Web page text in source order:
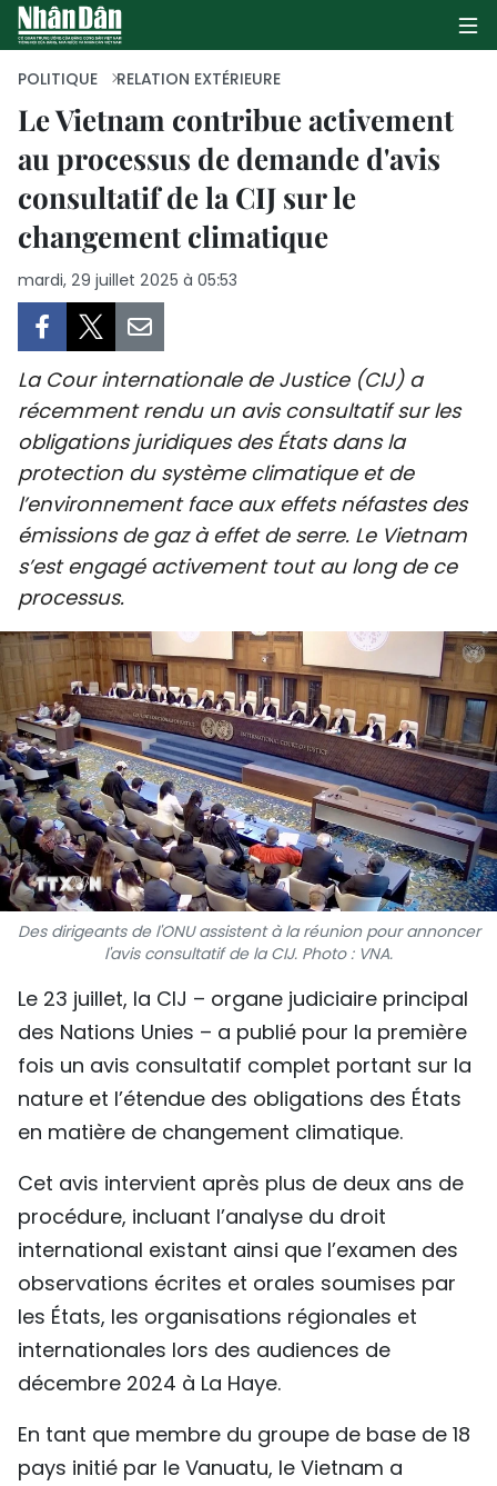
PAGE D'ACCUEIL
POLITIQUE
CULTURE
TOURISME
ENVIRONNEMENT
SPORT
FRANCOPHONIE
PAYS NATAL
INTERNATIONAL
MÉGASTORIE
INFOGRAPHIE
PHOTO
VIDÉO
TIẾNG VIỆT
ENGLISH
中文
РУССКИЙ
ESPAÑOL
POLITIQUE RELATION EXTÉRIEURE
Le Vietnam contribue activement
au processus de demande d'avis
consultatif de la CIJ sur le
changement climatique
mardi, 29 juillet 2025 à 05:53
La Cour internationale de Justice (CIJ) a
récemment rendu un avis consultatif sur les
obligations juridiques des États dans la
protection du système climatique et de
l’environnement face aux effets néfastes des
émissions de gaz à effet de serre. Le Vietnam
s’est engagé activement tout au long de ce
processus.
Des dirigeants de l'ONU assistent à la réunion pour annoncer
l'avis consultatif de la CIJ. Photo : VNA.
Le 23 juillet, la CIJ – organe judiciaire principal
des Nations Unies – a publié pour la première
fois un avis consultatif complet portant sur la
nature et l’étendue des obligations des États
en matière de changement climatique.
Cet avis intervient après plus de deux ans de
procédure, incluant l’analyse du droit
international existant ainsi que l’examen des
observations écrites et orales soumises par
les États, les organisations régionales et
internationales lors des audiences de
décembre 2024 à La Haye.
En tant que membre du groupe de base de 18
pays initié par le Vanuatu, le Vietnam a